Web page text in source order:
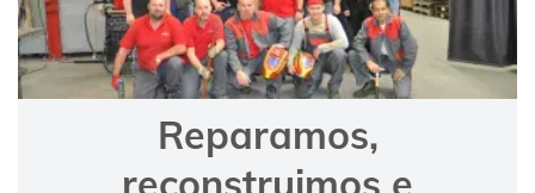
Reparamos,
reconstruimos e